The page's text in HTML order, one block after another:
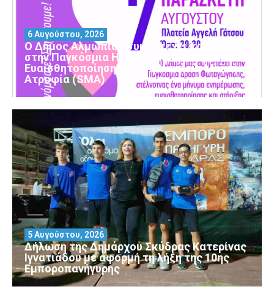
Ο Δήμος Αλμωπίας συμμετέχει και φέτος
στην Παγκόσμια Ημέρα Ενημέρωσης και
Ευαισθητοποίησης για τη Νωτιαία Μυϊκή
Ατροφία (SMA)
6 Αυγούστου, 2026
Δήλωση της Δημάρχου Σκύδρας Κατερίνας
Ιγνατιάδου με αφορμή τη λήξη της 10ης
Εμποροπανήγυρης
5 Αυγούστου, 2026